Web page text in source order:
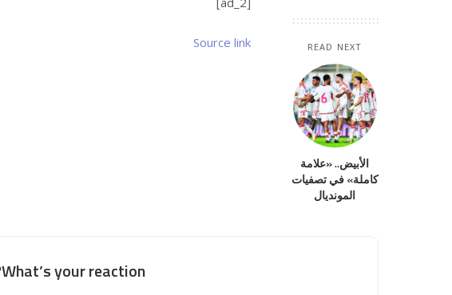
READ NEXT
الأبيض.. «علامة
كاملة» في تصفيات
المونديال
Source link
What’s your reaction?